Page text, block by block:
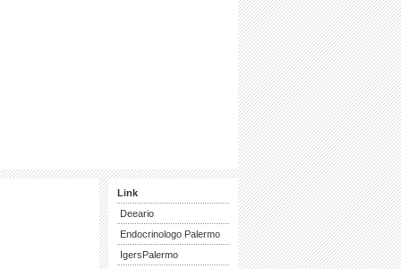
Link
Deeario
Endocrinologo Palermo
IgersPalermo